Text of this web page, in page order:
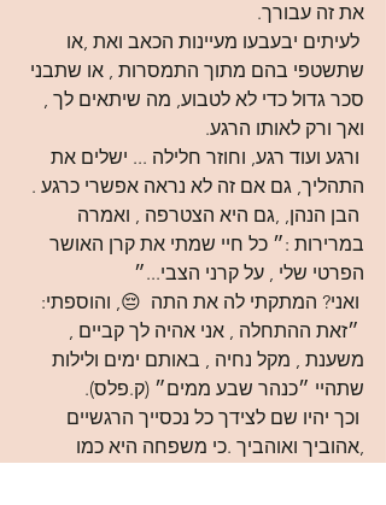
את זה עבורך.
לעיתים יבעבעו מעיינות הכאב ואת ,או
שתשטפי בהם מתוך התמסרות , או שתבני
סכר גדול כדי לא לטבוע, מה שיתאים לך ,
ואך ורק לאותו הרגע.
ורגע ועוד רגע, וחוזר חלילה ... ישלים את
התהליך, גם אם זה לא נראה אפשרי כרגע .
הבן הנהן, ,גם היא הצטרפה , ואמרה
במרירות :״ כל חיי שמתי את קרן האושר
הפרטי שלי , על קרני הצבי...״
״זאת ההתחלה , אני אהיה לך קביים ,
משענת , מקל נחיה , באותם ימים ולילות
שתהיי ״כנהר שבע ממים״ (ק.פלס).
וכך יהיו שם לצידך כל נכסייך הרגשיים
,אהוביך ואוהביך .כי משפחה היא כמו